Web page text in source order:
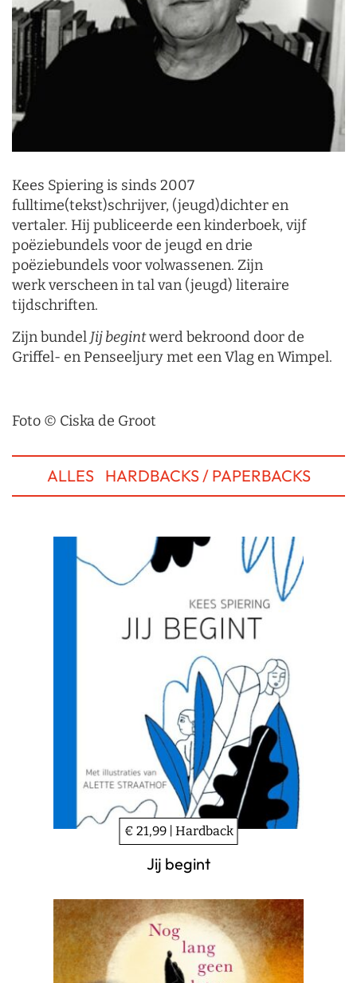
Kees Spiering is sinds 2007
fulltime(tekst)schrijver, (jeugd)dichter en
vertaler. Hij publiceerde een kinderboek, vijf
poëziebundels voor de jeugd en drie
poëziebundels voor volwassenen. Zijn
werk verscheen in tal van (jeugd) literaire
tijdschriften.
Zijn bundel Jij begintwerd bekroond door de
Griffel- en Penseeljury met een Vlag en Wimpel.
Foto © Ciska de Groot
ALLES HARDBACKS / PAPERBACKS
€ 21,99 | Hardback
Jij begint